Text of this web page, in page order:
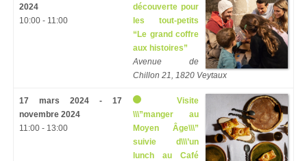
2024
10:00 - 11:00
découverte pour
les tout-petits
“Le grand coffre
aux histoires”
Avenue de
Chillon 21, 1820 Veytaux
17 mars 2024 - 17
novembre 2024
11:00 - 13:00
Visite
\\\”manger au
Moyen Âge\\\”
suivie d\\\’un
lunch au Café